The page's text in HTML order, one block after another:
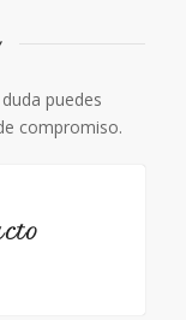
puedes
compromiso.